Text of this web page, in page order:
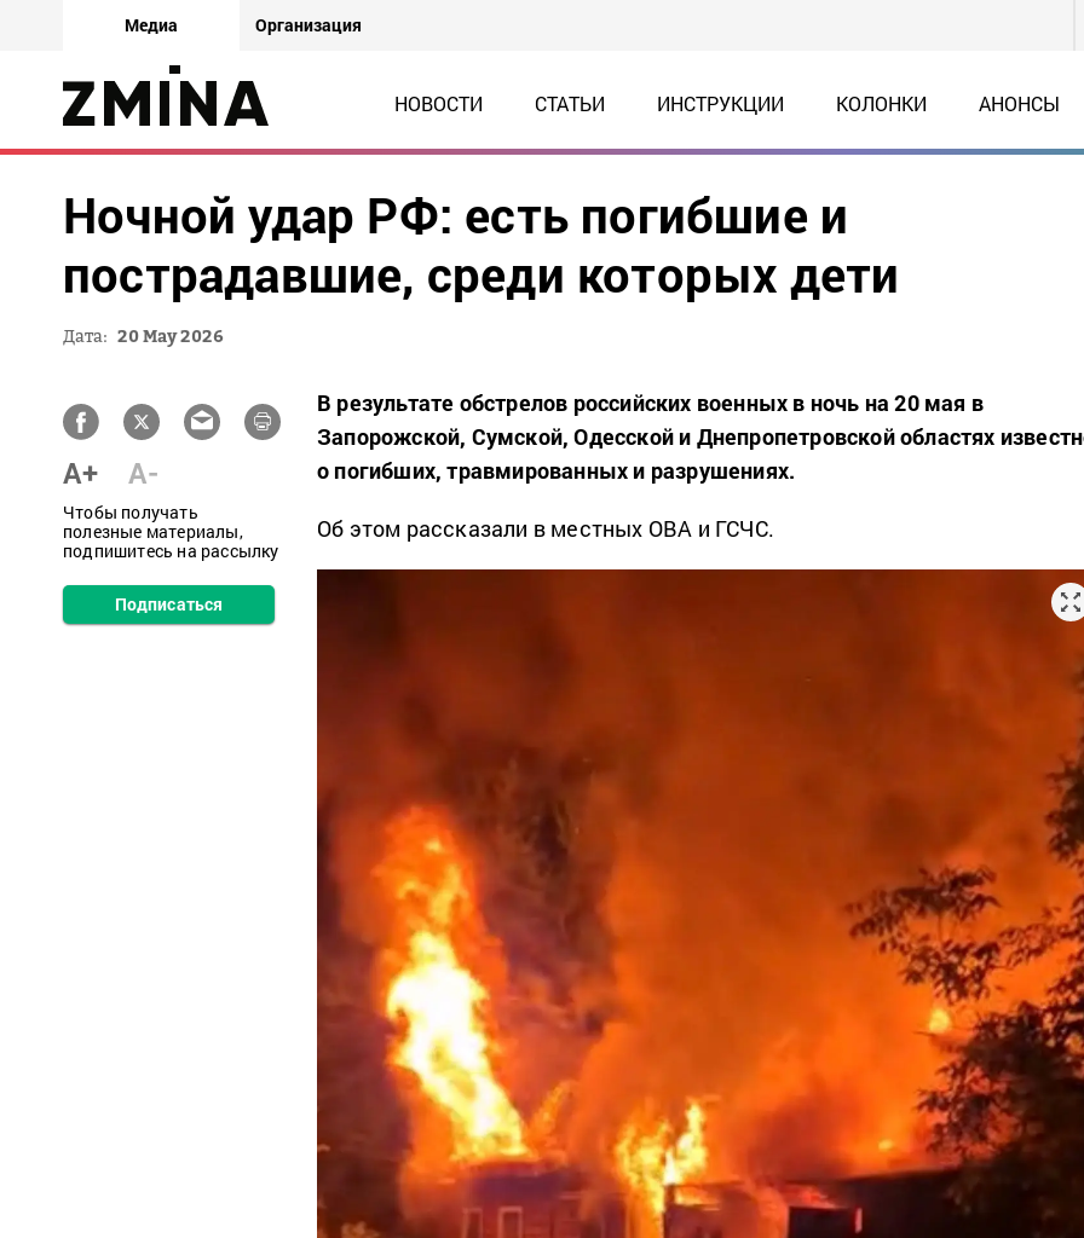
Медиа Организация
НОВОСТИ СТАТЬИ ИНСТРУКЦИИ КОЛОНКИ АНОНСЫ
Ночной удар РФ: есть погибшие и
пострадавшие, среди которых дети
Дата: 20 May 2026
A+ A-
Чтобы получать
полезные материалы,
подпишитесь на рассылку
Подписаться
В результате обстрелов российских военных в ночь на 20 мая в
Запорожской, Сумской, Одесской и Днепропетровской областях
о погибших, травмированных и разрушениях.
Об этом рассказали в местных ОВА и ГСЧС.